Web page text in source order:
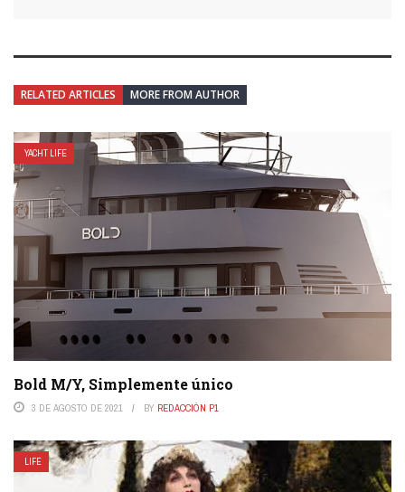
RELATED ARTICLES MORE FROM AUTHOR
YACHT LIFE
Bold M/Y, Simplemente único
3 DE AGOSTO DE 2021 BY REDACCIÓN P1
LIFE